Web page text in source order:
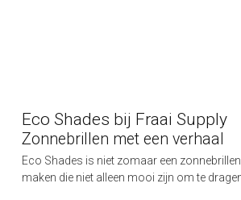
Eco Shades bij Fraai Supply
Zonnebrillen met een verhaal
Eco Shades is niet zomaar een
maken die niet alleen mooi zijn om te